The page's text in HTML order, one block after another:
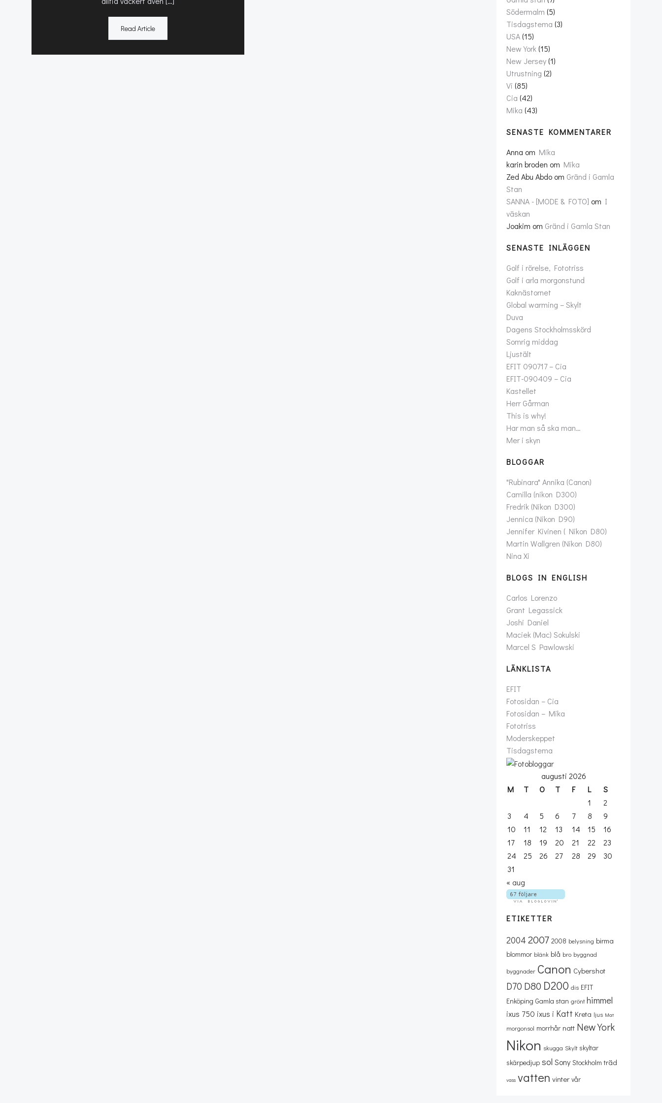
Read Article
Södermalm (5)
Tisdagstema (3)
USA(15)
New York(15)
New Jersey(1)
Utrustning (2)
Vi (85)
Cia (42)
Mika (43)
SENASTE KOMMENTARER
Anna om Mika
karin broden om Mika
Zed Abu Abdo om Gränd i Gamla
Stan
SANNA - [MODE & FOTO] om I
väskan
Joakim om Gränd i Gamla Stan
SENASTE INLÄGGEN
Golf i rörelse, Fototriss
Golf i arla morgonstund
Kaknästornet
Global warming – Skylt
Duva
Dagens Stockholmsskörd
Somrig middag
Ljustält
EFIT 090717 – Cia
EFIT-090409 – Cia
Kastellet
Herr Gårman
This is why!
Har man så ska man…
Mer i skyn
BLOGGAR
"Rubinara" Annika (Canon)
Camilla (nikon D300)
Fredrik (Nikon D300)
Jennica (Nikon D90)
Jennifer Kivinen ( Nikon D80)
Martin Wallgren (Nikon D80)
Nina Xi
BLOGS IN ENGLISH
Carlos Lorenzo
Grant Legassick
Joshi Daniel
Maciek (Mac) Sokulski
Marcel S Pawlowski
LÄNKLISTA
EFIT
Fotosidan – Cia
Fotosidan – Mika
Fototriss
Moderskeppet
Tisdagstema
augusti 2026
M
T O T F L
S
1
2
3
4 5 6 7 8
9
10
11 12 13 14 15
16
17
18 19 20 21 22
23
24
25 26 27 28 29
30
31
« aug
ETIKETTER
2004 2007 2008 belysning birma
blommor blänk blå bro byggnad
byggnader Canon Cybershot
D70 D80 D200 dis EFIT
Enköping Gamla stan grönt himmel
ixus 750 ixus i Katt Kreta ljus Mat
morgonsol morrhår natt New York
Nikon skugga Skylt skyltar
skärpedjup sol Sony Stockholm träd
vass vatten vinter vår